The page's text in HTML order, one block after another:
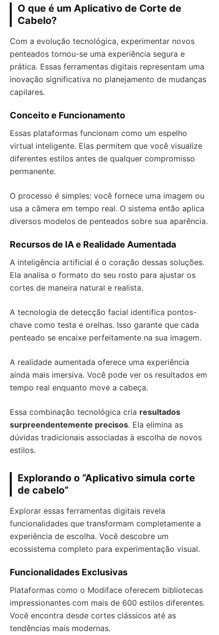
O que é um Aplicativo de Corte de
Cabelo?
Com a evolução tecnológica, experimentar novos
penteados tornou-se uma experiência segura e
prática. Essas ferramentas digitais representam uma
inovação significativa no planejamento de mudanças
capilares.
Conceito e Funcionamento
Essas plataformas funcionam como um espelho
virtual inteligente. Elas permitem que você visualize
diferentes estilos antes de qualquer compromisso
permanente.
O processo é simples: você fornece uma imagem ou
usa a câmera em tempo real. O sistema então aplica
diversos modelos de penteados sobre sua aparência.
Recursos de IA e Realidade Aumentada
A inteligência artificial é o coração dessas soluções.
Ela analisa o formato do seu rosto para ajustar os
cortes de maneira natural e realista.
A tecnologia de detecção facial identifica pontos-
chave como testa e orelhas. Isso garante que cada
penteado se encaixe perfeitamente na sua imagem.
A realidade aumentada oferece uma experiência
ainda mais imersiva. Você pode ver os resultados em
tempo real enquanto move a cabeça.
Essa combinação tecnológica cria resultados
surpreendentemente precisos. Ela elimina as
dúvidas tradicionais associadas à escolha de novos
estilos.
Explorando o “Aplicativo simula corte
de cabelo”
Explorar essas ferramentas digitais revela
funcionalidades que transformam completamente a
experiência de escolha. Você descobre um
ecossistema completo para experimentação visual.
Funcionalidades Exclusivas
Plataformas como o Modiface oferecem bibliotecas
impressionantes com mais de 600 estilos diferentes.
Você encontra desde cortes clássicos até as
tendências mais modernas.